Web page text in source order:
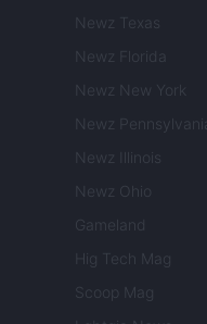
Newz Texas
Newz Florida
Newz New York
Newz Pennsylvania
Newz Illinois
Newz Ohio
Gameland
Hig Tech Mag
Scoop Mag